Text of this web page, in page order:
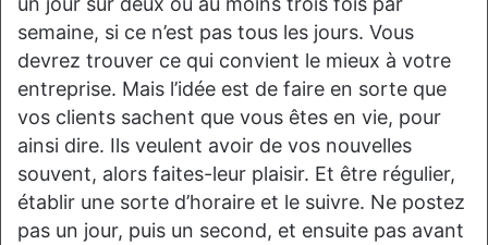
semaine, si ce n’est pas tous les jours. Vous
devrez trouver ce qui convient le mieux à votre
entreprise. Mais l’idée est de faire en sorte que
vos clients sachent que vous êtes en vie, pour
ainsi dire. Ils veulent avoir de vos nouvelles
souvent, alors faites-leur plaisir. Et être régulier,
établir une sorte d’horaire et le suivre. Ne postez
pas un jour, puis un second, et ensuite pas avant